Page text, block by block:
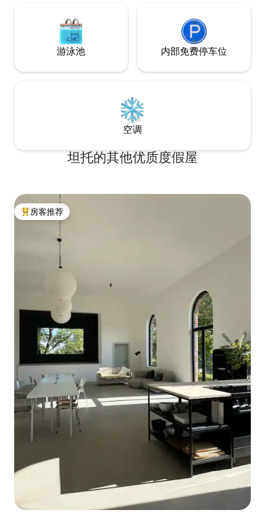
游泳池 内部免费停车位
空调
坦托的其他优质度假屋
热门「房客推荐」
房客推荐